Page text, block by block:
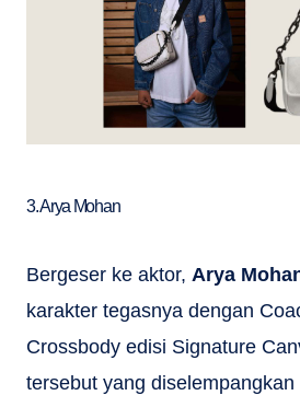
3. Arya Mohan
Bergeser ke aktor, Arya
karakter tegasnya dengan
Crossbody edisi Signature
tersebut yang